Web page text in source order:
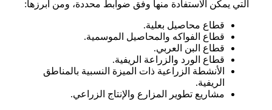
التي يمكن الاستفادة منها وفق ضوابط محددة، ومن أبرزها:
قطاع محاصيل بعلية.
قطاع الفواكه والمحاصيل الموسمية.
قطاع البن العربي.
قطاع الورد والزراعة الريفية.
الأنشطة الزراعية ذات الميزة النسبية بالمناطق
الريفية.
مشاريع تطوير المزارع والإنتاج الزراعي.